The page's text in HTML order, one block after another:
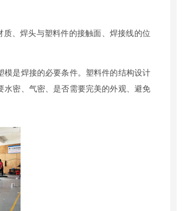
、焊头与塑料件的接触面、焊接线的位
是焊接的必要条件。塑料件的结构设计
密、气密、是否需要完美的外观、避免